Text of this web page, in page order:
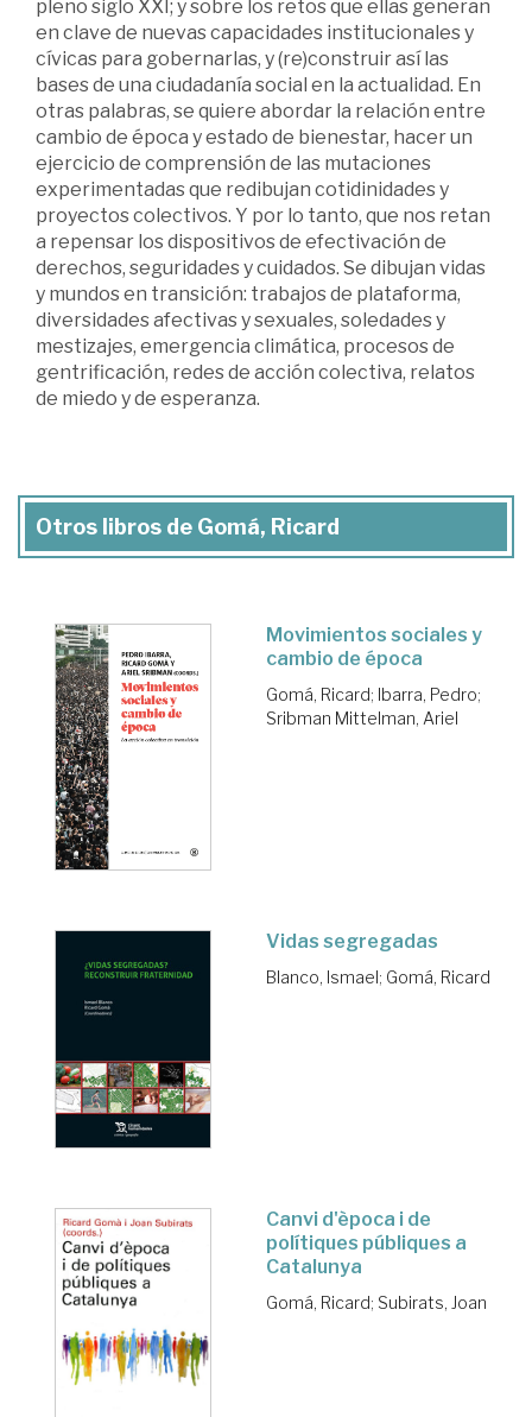
pleno siglo XXI; y sobre los retos que ellas generan
en clave de nuevas capacidades institucionales y
cívicas para gobernarlas, y (re)construir así las
bases de una ciudadanía social en la actualidad. En
otras palabras, se quiere abordar la relación entre
cambio de época y estado de bienestar, hacer un
ejercicio de comprensión de las mutaciones
experimentadas que redibujan cotidinidades y
proyectos colectivos. Y por lo tanto, que nos retan
a repensar los dispositivos de efectivación de
derechos, seguridades y cuidados. Se dibujan vidas
y mundos en transición: trabajos de plataforma,
diversidades afectivas y sexuales, soledades y
mestizajes, emergencia climática, procesos de
gentrificación, redes de acción colectiva, relatos
de miedo y de esperanza.
Otros libros de Gomá, Ricard
Movimientos sociales y
cambio de época
Gomá, Ricard; Ibarra, Pedro;
Sribman Mittelman, Ariel
Vidas segregadas
Blanco, Ismael; Gomá, Ricard
Canvi d'època i de
polítiques públiques a
Catalunya
Gomá, Ricard; Subirats, Joan